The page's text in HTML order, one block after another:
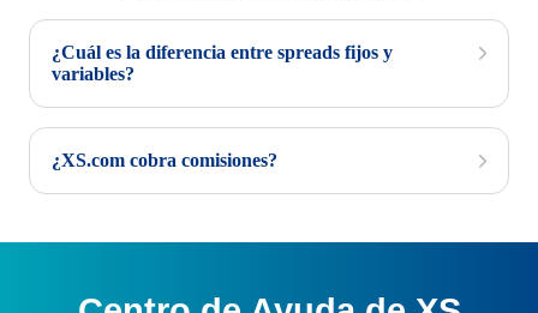
¿Cuál es la diferencia entre spreads fijos y
variables?
¿XS.com cobra comisiones?